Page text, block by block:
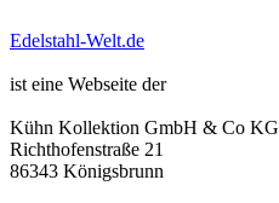
Edelstahl-Welt.de
ist eine Webseite der
Kühn Kollektion GmbH & Co KG
Richthofenstraße 21
86343 Königsbrunn